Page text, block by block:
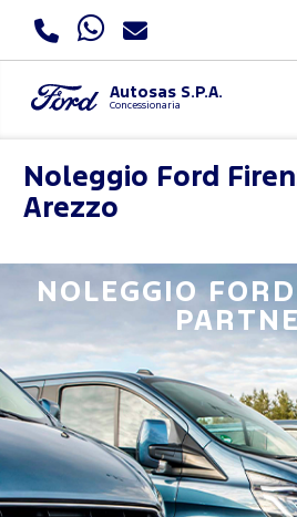
Autosas S.P.A.
Concessionaria
Noleggio Ford
Arezzo
NOLEGGIO